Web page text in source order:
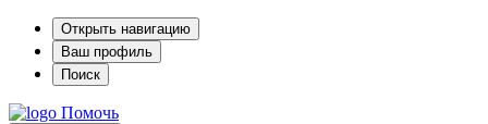
Открыть навигацию
Ваш профиль
Поиск
Помочь